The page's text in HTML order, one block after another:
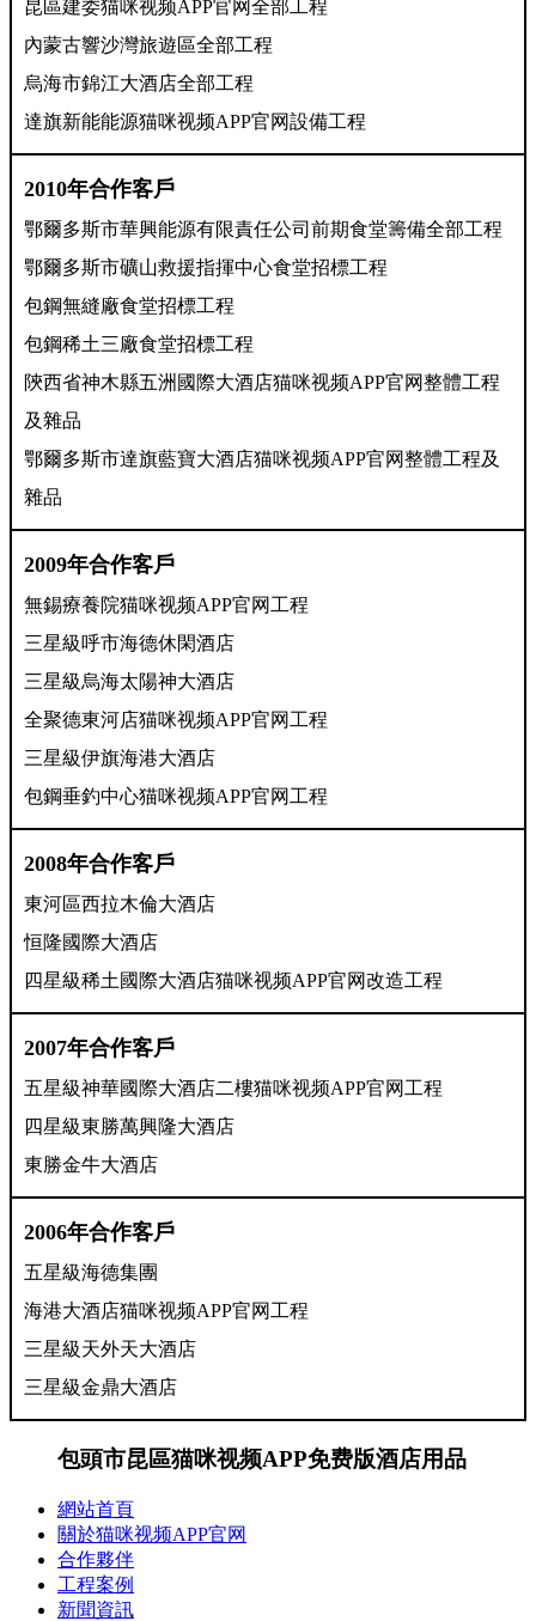
昆區建委猫咪视频APP官网全部工程
內蒙古響沙灣旅遊區全部工程
烏海市錦江大酒店全部工程
達旗新能能源猫咪视频APP官网設備工程
2010年合作客戶
鄂爾多斯市華興能源有限責任公司前期食堂籌備全部工程
鄂爾多斯市礦山救援指揮中心食堂招標工程
包鋼無縫廠食堂招標工程
包鋼稀土三廠食堂招標工程
陝西省神木縣五洲國際大酒店猫咪视频APP官网整體工程
及雜品
鄂爾多斯市達旗藍寶大酒店猫咪视频APP官网整體工程及
雜品
2009年合作客戶
無錫療養院猫咪视频APP官网工程
三星級呼市海德休閑酒店
三星級烏海太陽神大酒店
全聚德東河店猫咪视频APP官网工程
三星級伊旗海港大酒店
包鋼垂釣中心猫咪视频APP官网工程
2008年合作客戶
東河區西拉木倫大酒店
恒隆國際大酒店
四星級稀土國際大酒店猫咪视频APP官网改造工程
2007年合作客戶
五星級神華國際大酒店二樓猫咪视频APP官网工程
四星級東勝萬興隆大酒店
東勝金牛大酒店
2006年合作客戶
五星級海德集團
海港大酒店猫咪视频APP官网工程
三星級天外天大酒店
三星級金鼎大酒店
包頭市昆區猫咪视频APP免费版酒店用品
網站首頁
關於猫咪视频APP官网
合作夥伴
工程案例
新聞資訊